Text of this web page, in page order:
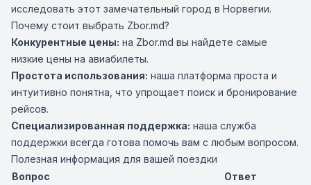
исследовать этот замечательный город в Норвегии.
Почему стоит выбрать Zbor.md?
Конкурентные цены: на Zbor.md вы найдете самые
низкие цены на авиабилеты.
Простота использования: наша платформа проста и
интуитивно понятна, что упрощает поиск и бронирование
рейсов.
Специализированная поддержка: наша служба
поддержки всегда готова помочь вам с любым вопросом.
Полезная информация для вашей поездки
Вопрос
Ответ